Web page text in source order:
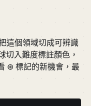
這個領域切成可辨識
入難度標註顏色，
⊛ 標記的新機會，最